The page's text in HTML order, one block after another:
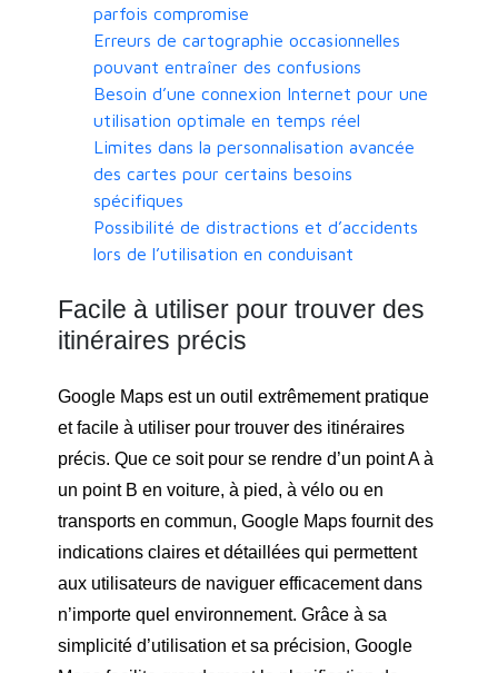
parfois compromise
Erreurs de cartographie occasionnelles
pouvant entraîner des confusions
Besoin d’une connexion Internet pour une
utilisation optimale en temps réel
Limites dans la personnalisation avancée
des cartes pour certains besoins
spécifiques
Possibilité de distractions et d’accidents
lors de l’utilisation en conduisant
Facile à utiliser pour trouver des
itinéraires précis
Google Maps est un outil extrêmement pratique
et facile à utiliser pour trouver des itinéraires
précis. Que ce soit pour se rendre d’un point A à
un point B en voiture, à pied, à vélo ou en
transports en commun, Google Maps fournit des
indications claires et détaillées qui permettent
aux utilisateurs de naviguer efficacement dans
n’importe quel environnement. Grâce à sa
simplicité d’utilisation et sa précision, Google